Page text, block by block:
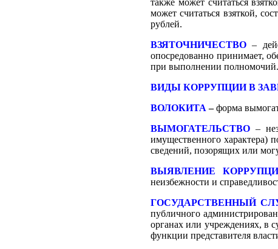
также может считаться
может считаться взяткой,
рублей.
ВЗЯТОЧНИЧЕСТВО –
опосредованно принимает,
при выполнении полномочий.
ВИДЫ КОРРУПЦИИ В
ВОЛОКИТА–форма
ВЫМОГАТЕЛЬСТВО –
имущественного характера)
сведений, позорящих или
ВЫЯВЛЕНИЕ
неизбежности и
ГОСУДАРСТВЕННЫЙ
публичного
органах или учреждениях, в
функции представителя